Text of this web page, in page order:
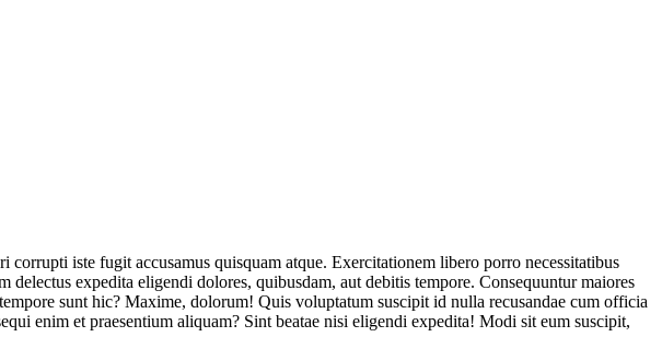
iste fugit accusamus quisquam atque. Exercitationem libero porro necessitatibus
expedita eligendi dolores, quibusdam, aut debitis tempore. Consequuntur maiores
sunt hic? Maxime, dolorum! Quis voluptatum suscipit id nulla recusandae cum officia
enim et praesentium aliquam? Sint beatae nisi eligendi expedita! Modi sit eum suscipit,